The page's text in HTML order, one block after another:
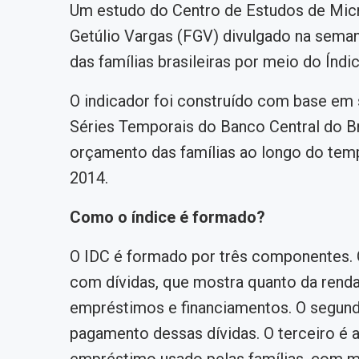
Um estudo do Centro de Estudos de
Getúlio Vargas (FGV) divulgado na
das famílias brasileiras por meio do
O indicador foi construído com base
Séries Temporais do Banco Central do
orçamento das famílias ao longo do
2014.
Como o índice é formado?
O IDC é formado por três
com dívidas, que mostra quanto da
empréstimos e financiamentos. O
pagamento dessas dívidas. O terceiro